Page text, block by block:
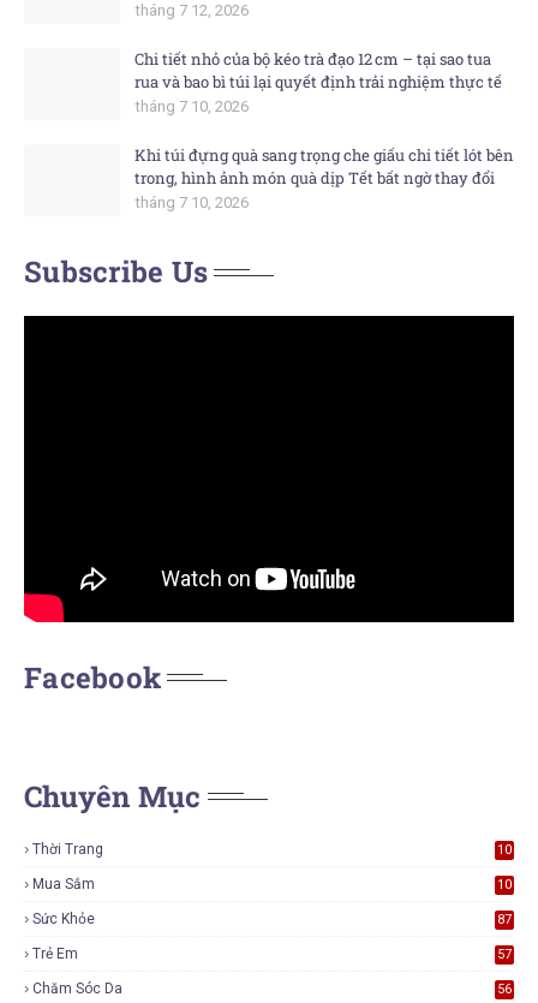
tháng 7 12, 2026
Chi tiết nhỏ của bộ kéo trà đạo 12 cm – tại sao tua
rua và bao bì túi lại quyết định trải nghiệm thực tế
tháng 7 10, 2026
Khi túi đựng quà sang trọng che giấu chi tiết lót bên
trong, hình ảnh món quà dịp Tết bất ngờ thay đổi
tháng 7 10, 2026
Subscribe Us
Facebook
Chuyên Mục
Thời Trang
10
Mua Sắm
10
Sức Khỏe 87
Trẻ Em 57
Chăm Sóc Da 56